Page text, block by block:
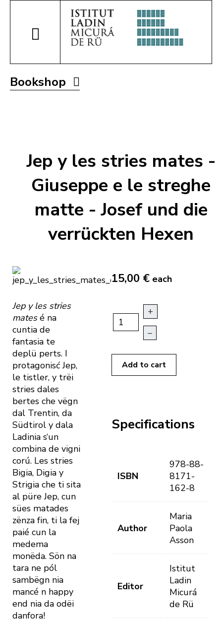
Bookshop
Jep y les stries mates -
Giuseppe e le streghe
matte - Josef und die
verrückten Hexen
Jep y les stries
matesé na
cuntia de
fantasia te
deplü perts. I
protagonisć Jep,
le tistler, y trëi
stries dales
bertes che vëgn
dal Trentin, da
Südtirol y dala
Ladinia s‘un
combina de vigni
corú. Les stries
Bigia, Digia y
Strigia che ti sita
al püre Jep, cun
sües matades
zënza fin, ti la fej
paié cun la
medema
monëda. Sön na
tara ne pól
sambëgn nia
mancé n happy
end nia da odëi
danfora!
15,00 € each
+
–
Add to cart
Specifications
ISBN
978-88-
8171-
162-8
Author
Maria
Paola
Asson
Editor
Istitut
Ladin
Micurá
de Rü